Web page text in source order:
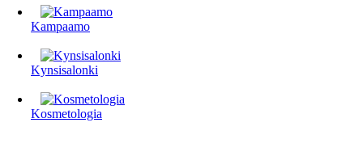
Kampaamo
Kynsisalonki
Kosmetologia